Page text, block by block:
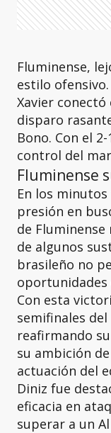
Fluminense,
estilo
Xavier conectó
disparo
Bono. Con el
control del
Fluminense
En los
presión en
de
de algunos
brasileño no
oportunidades
Con esta
semifinales del
reafirmando
su ambición
actuación del
Diniz fue
eficacia en
superar a un